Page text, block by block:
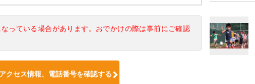
っている場合があります。おでかけの際は事前にご確認
クセス情報、電話番号を確認する